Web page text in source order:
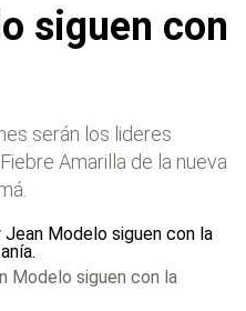
siguen con
serán los lideres
Amarilla de la nueva
Modelo siguen con la